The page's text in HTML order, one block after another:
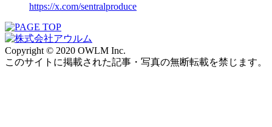
https://x.com/sentralproduce
Copyright © 2020 OWLM Inc.
このサイトに掲載された記事・写真の無断転載を禁じます。